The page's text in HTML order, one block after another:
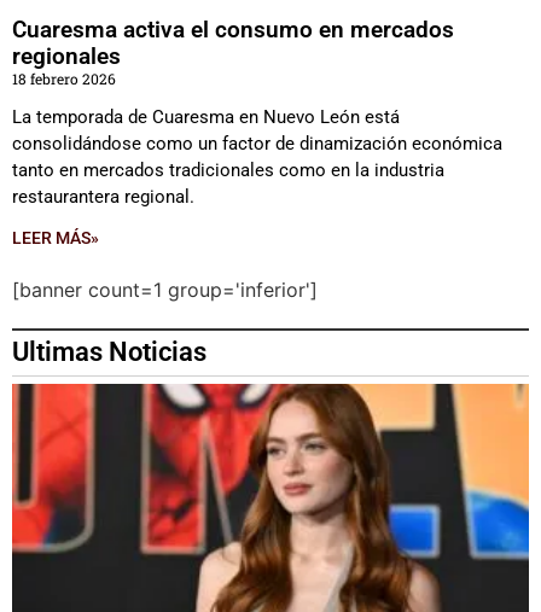
Cuaresma activa el consumo en mercados
regionales
18 febrero 2026
La temporada de Cuaresma en Nuevo León está
consolidándose como un factor de dinamización económica
tanto en mercados tradicionales como en la industria
restaurantera regional.
LEER MÁS»
[banner count=1 group='inferior']
Ultimas Noticias